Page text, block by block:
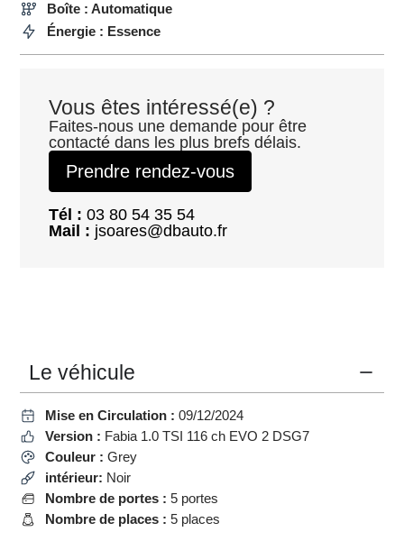
Boîte : Automatique
Énergie : Essence
Vous êtes intéressé(e) ?
Faites-nous une demande pour être
contacté dans les plus brefs délais.
Prendre rendez-vous
Tél : 03 80 54 35 54
Mail : jsoares@dbauto.fr
Le véhicule
Mise en Circulation : 09/12/2024
Version : Fabia 1.0 TSI 116 ch EVO 2 DSG7
Couleur : Grey
intérieur: Noir
Nombre de portes : 5 portes
Nombre de places : 5 places